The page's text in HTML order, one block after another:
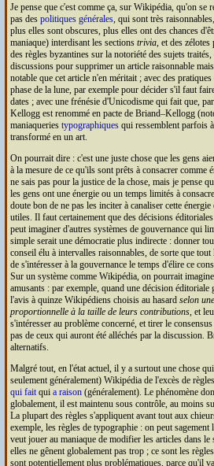
Je pense que c'est comme ça, sur Wikipédia, qu'on se
pas des politiques générales, qui sont très
plus elles sont obscures, plus elles ont des chances
maniaque) interdisant les sections trivia, et des zélotes
des règles byzantines sur la notoriété des sujets
discussions pour supprimer un article raisonnable
notable que cet article n'en méritait ; avec des
phase de la lune, par exemple pour décider s'il faut
dates ; avec une frénésie d'Unicodisme qui fait que,
Kellogg est renommé en pacte de Briand–Kellogg
maniaqueries typographiquesqui ressemblent parfois
transformé en un art.
On pourrait dire : c'est une juste chose que les gens
à la mesure de ce qu'ils sont prêts à consacrer comme
ne sais pas pour la justice de la chose, mais je pense
les gens ont une énergie ou un temps limités à
doute bon de ne pas les inciter à canaliser cette
utiles. Il faut certainement que des décisions
peut imaginer d'autres systèmes de gouvernance qui
simple serait une démocratie plus indirecte : donner
conseil élu à intervalles raisonnables, de sorte que
de s'intéresser à la gouvernance le temps d'élire ce
Sur un système comme Wikipédia, on pourrait
amusants : par exemple, quand une décision éditoriale
l'avis à quinze Wikipédiens choisis au hasard selon
proportionnelle à la taille de leurs contributions, et
s'intéresser au problème concerné, et tirer le
pas de ceux qui auront été alléchés par la discussion.
alternatifs.
Malgré tout, en l'état actuel, il y a surtout une chose
seulement généralement) Wikipédia de l'excès de
qui faitqui a raison(généralement). Le phénomène
globalement, il est maintenu sous contrôle, au moins
La plupart des règles s'appliquent avant tout aux
exemple, les règles de typographie : on peut
veut jouer au maniaque de modifier les articles dans le
elles ne gênent globalement pas trop ; ce sont les
sont potentiellement plus problématiques, parce qu'il